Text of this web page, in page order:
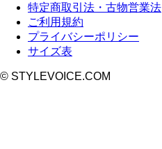
特定商取引法・古物営業法
ご利用規約
プライバシーポリシー
サイズ表
© STYLEVOICE.COM